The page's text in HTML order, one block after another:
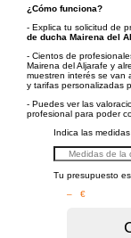
¿Cómo funciona?
- Explica tu solicitud de
de ducha Mairena del
- Cientos de
Mairena del Aljarafe y
muestren interés se van
y tarifas personalizadas
- Puedes ver las
profesional para poder
Indica las
Tu presupuesto
– €